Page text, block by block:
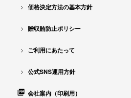
価格決定方法の基本方針
贈収賄防止ポリシー
ご利用にあたって
公式SNS運用方針
会社案内（印刷用）